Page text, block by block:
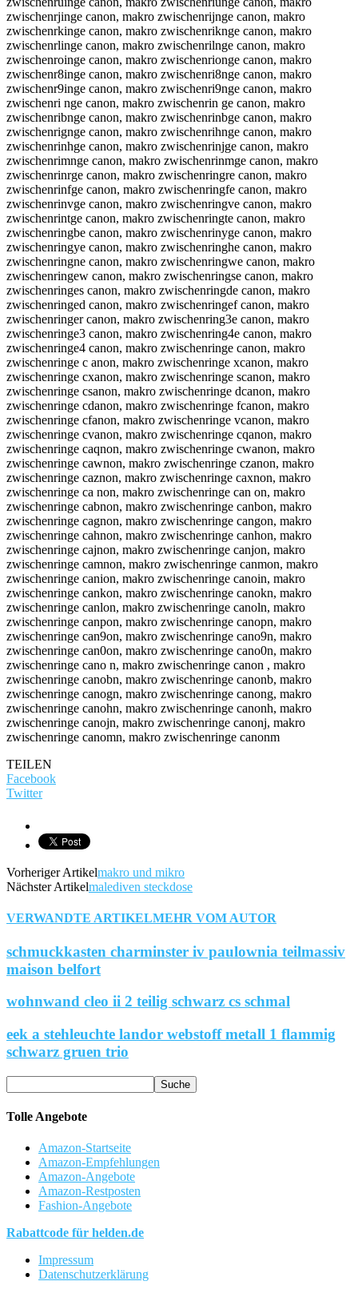
TEILEN
Facebook
Twitter
Vorheriger Artikelmakro und mikro
Nächster Artikelmalediven steckdose
VERWANDTE ARTIKELMEHR VOM AUTOR
schmuckkasten charminster iv paulownia teilmassiv
maison belfort
wohnwand cleo ii 2 teilig schwarz cs schmal
eek a stehleuchte landor webstoff metall 1 flammig
schwarz gruen trio
Tolle Angebote
Amazon-Startseite
Amazon-Empfehlungen
Amazon-Angebote
Amazon-Restposten
Fashion-Angebote
Rabattcode für helden.de
Impressum
Datenschutzerklärung